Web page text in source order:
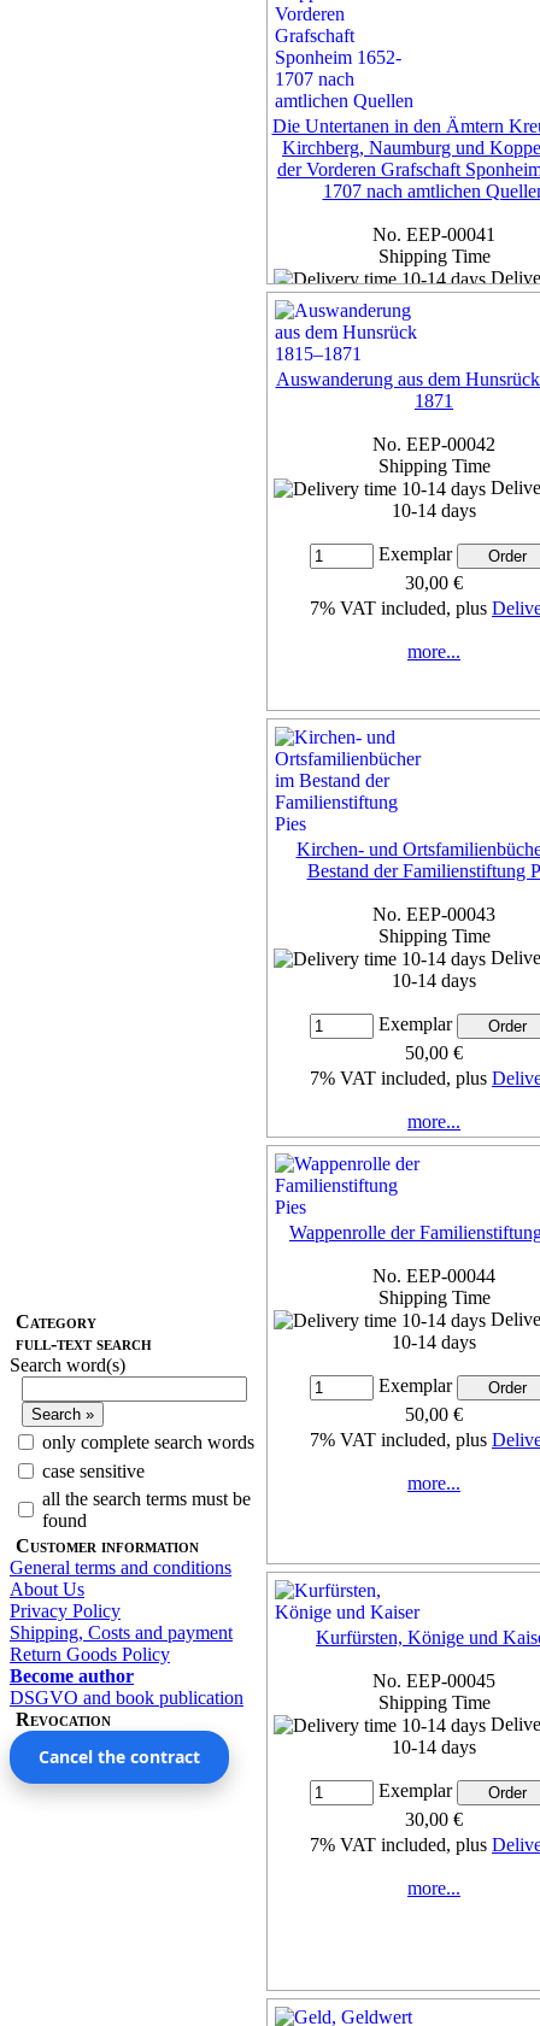
Category
full-text search
Search word(s)
only complete search words
case sensitive
all the search terms must be
found
Customer information
General terms and conditions
About Us
Privacy Policy
Shipping, Costs and payment
Return Goods Policy
Become author
DSGVO and book publication
Revocation
Cancel the contract
Die Untertanen in den Ämtern
Kirchberg, Naumburg und
der Vorderen Grafschaft
1707 nach amtlichen
No. EEP-00041
Shipping Time
Exemplar
50,00 €
7% VAT included, plus
more...
Auswanderung aus dem
1871
No. EEP-00042
Shipping Time
10-14 days
Exemplar
30,00 €
7% VAT included, plus
more...
Kirchen- und
Bestand der Familienstiftung
No. EEP-00043
Shipping Time
10-14 days
Exemplar
50,00 €
7% VAT included, plus
more...
Wappenrolle der
No. EEP-00044
Shipping Time
10-14 days
Exemplar
50,00 €
7% VAT included, plus
more...
Kurfürsten, Könige und
No. EEP-00045
Shipping Time
10-14 days
Exemplar
30,00 €
7% VAT included, plus
more...